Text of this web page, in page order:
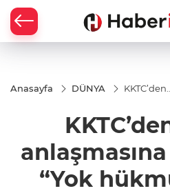
Anasayfa DÜNYA
KKTC’den
sert tepki:
“Yok